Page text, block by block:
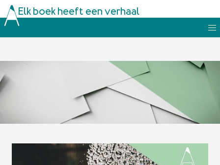
Elk boek heeft een verhaal